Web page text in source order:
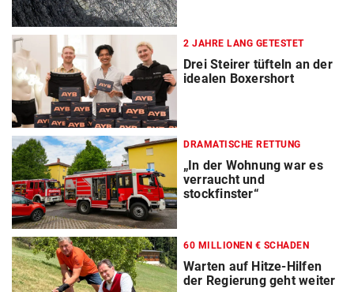
2 JAHRE LANG GETESTET
Drei Steirer tüfteln an der
idealen Boxershort
DRAMATISCHE RETTUNG
„In der Wohnung war es
verraucht und
stockfinster“
60 MILLIONEN € SCHADEN
Warten auf Hitze-Hilfen
der Regierung geht weiter